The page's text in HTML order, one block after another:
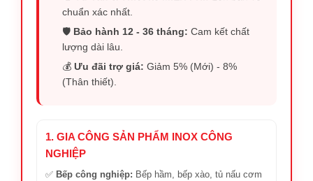
chuẩn xác nhất.
🛡️ Bảo hành 12 - 36 tháng: Cam kết chất
lượng dài lâu.
💰Ưu đãi trợ giá: Giảm 5% (Mới) - 8%
(Thân thiết).
1. GIA CÔNG SẢN PHẨM INOX CÔNG
NGHIỆP
✅ Bếp công nghiệp: Bếp hầm, bếp xào, tủ nấu cơm